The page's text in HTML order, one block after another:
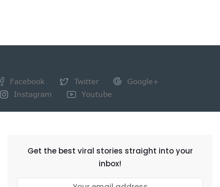
Facebook Twitter
Google+
Instagram
Youtube
Get the best viral stories straight into your
inbox!